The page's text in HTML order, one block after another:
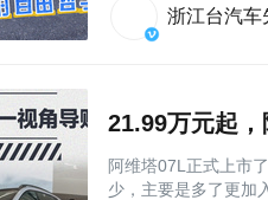
浙江台汽车
21.99万元起
阿维塔07L正式上市
少，主要是多了更加